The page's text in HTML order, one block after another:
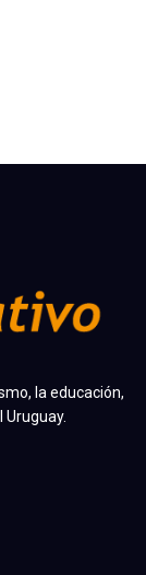
la educación,
Uruguay.